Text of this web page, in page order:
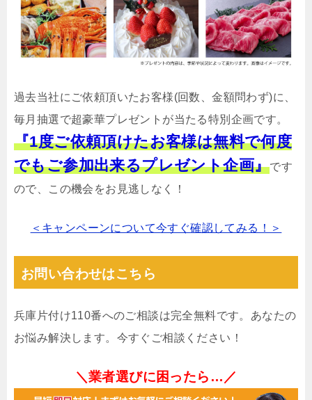
過去当社にご依頼頂いたお客様(回数、金額問わず)に、
毎月抽選で超豪華プレゼントが当たる特別企画です。
『1度ご依頼頂けたお客様は無料で何度
でもご参加出来るプレゼント企画』です
ので、この機会をお見逃しなく！
＜キャンペーンについて今すぐ確認してみる！＞
お問い合わせはこちら
兵庫片付け110番へのご相談は完全無料です。あなたの
お悩み解決します。今すぐご相談ください！
＼業者選びに困ったら…／